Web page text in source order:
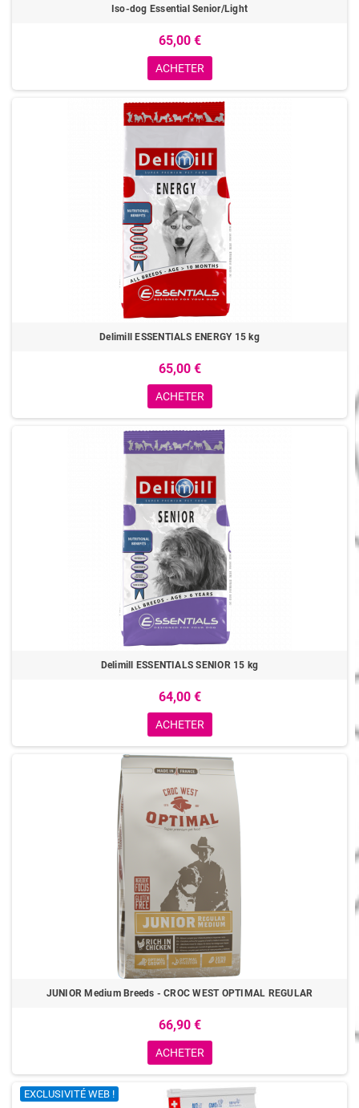
Iso-dog Essential Senior/Light
65,00 €
ACHETER
Delimill ESSENTIALS ENERGY 15 kg
65,00 €
ACHETER
Delimill ESSENTIALS SENIOR 15 kg
64,00 €
ACHETER
JUNIOR Medium Breeds - CROC WEST OPTIMAL REGULAR
66,90 €
ACHETER
EXCLUSIVITÉ WEB !